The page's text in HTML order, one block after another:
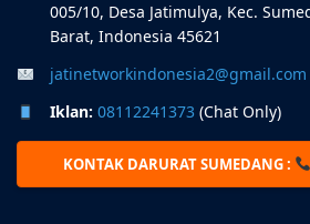
005/10, Desa Jatimulya, Kec.
Barat, Indonesia 45621
jatinetworkindonesia2@gmail.com
Iklan: 08112241373 (Chat Only)
KONTAK DARURAT SUMEDANG :